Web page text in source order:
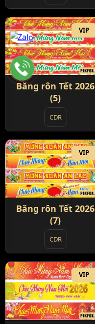
VIP
Băng rôn Tết 2026
(5)
CDR
VIP
Băng rôn Tết 2026
(7)
CDR
VIP